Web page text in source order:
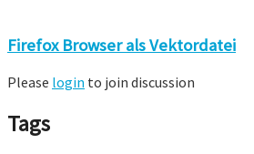
Firefox Browser als Vektordatei
Please login to join discussion
Tags